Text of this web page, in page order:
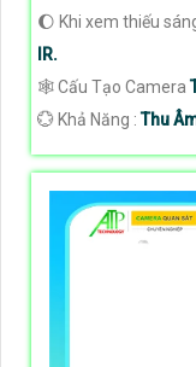
🌔 Khi xem thiếu
IR.
🕸️ Cấu Tạo Camera
️💮 Khả Năng :Thu